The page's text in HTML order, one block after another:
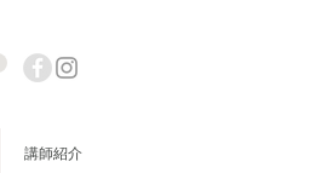
講師紹介